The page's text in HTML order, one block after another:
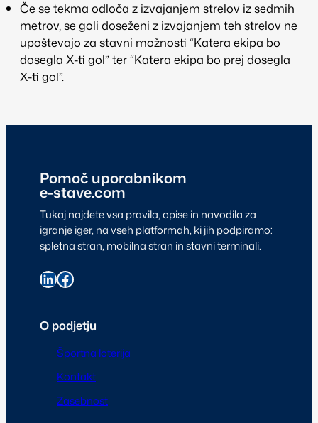
Če se tekma odloča z izvajanjem strelov iz sedmih
metrov, se goli doseženi z izvajanjem teh strelov ne
upoštevajo za stavni možnosti “Katera ekipa bo
dosegla X-ti gol” ter “Katera ekipa bo prej dosegla
X-ti gol”.
Pomoč uporabnikom
e-stave.com
Tukaj najdete vsa pravila, opise in navodila za
igranje iger, na vseh platformah, ki jih podpiramo:
spletna stran, mobilna stran in stavni terminali.
O podjetju
Športna loterija
Kontakt
Zasebnost